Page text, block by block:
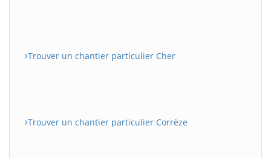
Trouver un chantier particulier Cher
Trouver un chantier particulier Corrèze